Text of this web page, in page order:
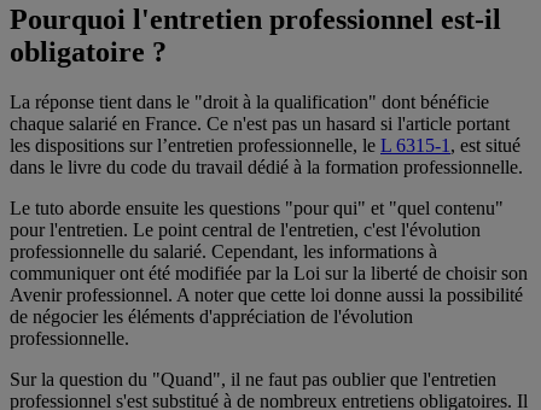
Pourquoi l'entretien professionnel est-il
obligatoire ?
La réponse tient dans le "droit à la qualification" dont bénéficie
chaque salarié en France. Ce n'est pas un hasard si l'article portant
les dispositions sur l’entretien professionnelle, le L 6315-1, est situé
dans le livre du code du travail dédié à la formation professionnelle.
Le tuto aborde ensuite les questions "pour qui" et "quel contenu"
pour l'entretien. Le point central de l'entretien, c'est l'évolution
professionnelle du salarié. Cependant, les informations à
communiquer ont été modifiée par la Loi sur la liberté de choisir son
Avenir professionnel. A noter que cette loi donne aussi la possibilité
de négocier les éléments d'appréciation de l'évolution
professionnelle.
Sur la question du "Quand", il ne faut pas oublier que l'entretien
professionnel s'est substitué à de nombreux entretiens obligatoires. Il